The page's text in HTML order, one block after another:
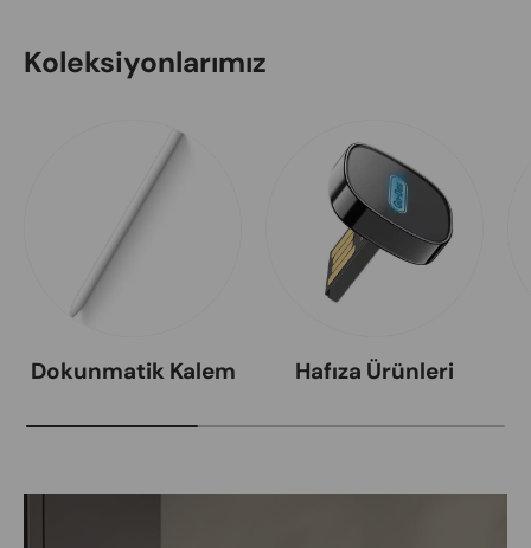
Koleksiyonlarımız
Dokunmatik Kalem Hafıza Ürünleri